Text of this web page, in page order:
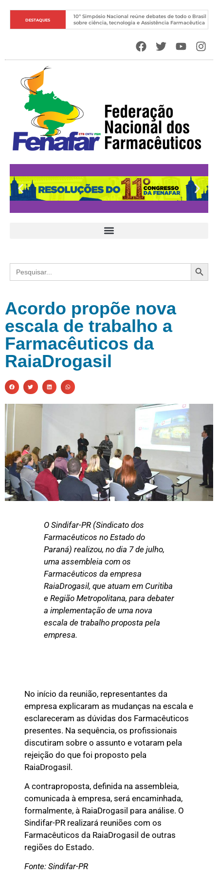
DESTAQUES
10º Simpósio Nacional reúne debates de todo o Brasil
sobre ciência, tecnologia e Assistência Farmacêutica
Search
for:
Acordo propõe nova
escala de trabalho a
Farmacêuticos da
RaiaDrogasil
O Sindifar-PR (Sindicato dos
Farmacêuticos no Estado do
Paraná) realizou, no dia 7 de julho,
uma assembleia com os
Farmacêuticos da empresa
RaiaDrogasil, que atuam em Curitiba
e Região Metropolitana, para debater
a implementação de uma nova
escala de trabalho proposta pela
empresa.
No início da reunião, representantes da
empresa explicaram as mudanças na escala e
esclareceram as dúvidas dos Farmacêuticos
presentes. Na sequência, os profissionais
discutiram sobre o assunto e votaram pela
rejeição do que foi proposto pela
RaiaDrogasil.
A contraproposta, definida na assembleia,
comunicada à empresa, será encaminhada,
formalmente, à RaiaDrogasil para análise. O
Sindifar-PR realizará reuniões com os
Farmacêuticos da RaiaDrogasil de outras
regiões do Estado.
Fonte: Sindifar-PR